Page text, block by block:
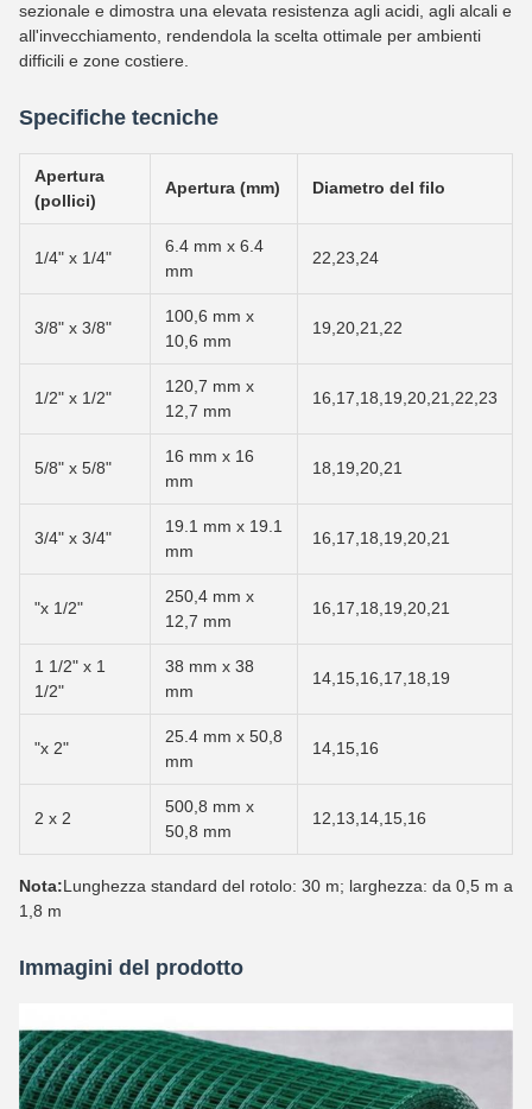
sezionale e dimostra una elevata resistenza agli acidi, agli alcali e
all'invecchiamento, rendendola la scelta ottimale per ambienti
difficili e zone costiere.
Specifiche tecniche
Apertura
(pollici)
Apertura (mm) Diametro del filo
1/4" x 1/4"
6.4 mm x 6.4
mm
22,23,24
3/8" x 3/8"
100,6 mm x
10,6 mm
19,20,21,22
1/2" x 1/2"
120,7 mm x
12,7 mm
16,17,18,19,20,21,22,23
5/8" x 5/8"
16 mm x 16
mm
18,19,20,21
3/4" x 3/4"
19.1 mm x 19.1
mm
16,17,18,19,20,21
"x 1/2"
250,4 mm x
12,7 mm
16,17,18,19,20,21
1 1/2" x 1
1/2"
38 mm x 38
mm
14,15,16,17,18,19
"x 2"
25.4 mm x 50,8
mm
14,15,16
2 x 2
500,8 mm x
50,8 mm
12,13,14,15,16
Nota:Lunghezza standard del rotolo: 30 m; larghezza: da 0,5 m a
1,8 m
Immagini del prodotto